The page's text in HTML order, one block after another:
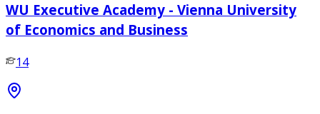
WU Executive Academy - Vienna University
of Economics and Business
14